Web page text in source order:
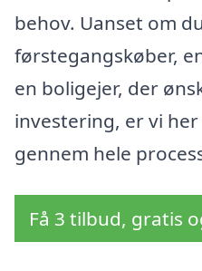
behov. Uanset om
førstegangskøber,
en boligejer, der
investering, er vi
gennem hele
Få 3 tilbud, gratis